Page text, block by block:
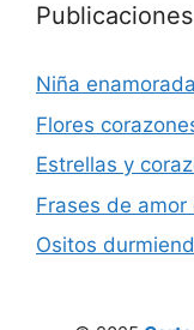
Niña enamorada
Flores
Estrellas y
Frases de amor
Ositos